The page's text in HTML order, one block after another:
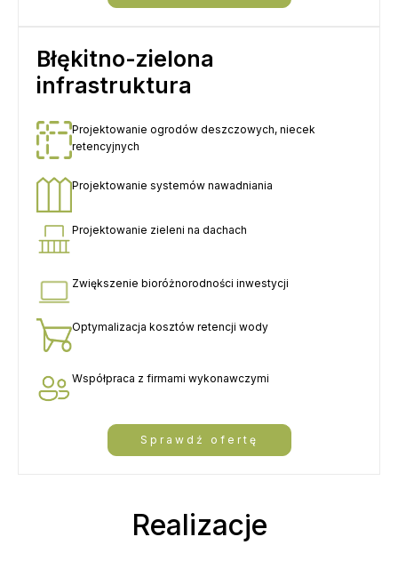
Błękitno-zielona
infrastruktura
Projektowanie ogrodów deszczowych, niecek
retencyjnych
Projektowanie systemów nawadniania
Projektowanie zieleni na dachach
Zwiększenie bioróżnorodności inwestycji
Optymalizacja kosztów retencji wody
Współpraca z firmami wykonawczymi
Sprawdź ofertę
Realizacje